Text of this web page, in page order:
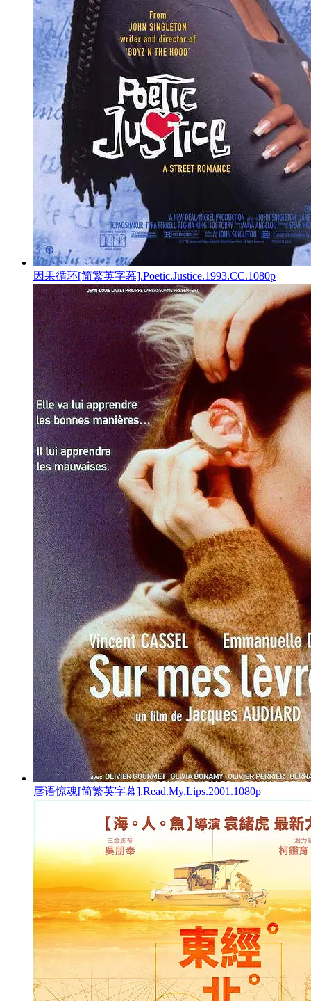
因果循环[简繁英字幕].Poetic.Justice.1993.CC.1080p
唇语惊魂[简繁英字幕].Read.My.Lips.2001.1080p